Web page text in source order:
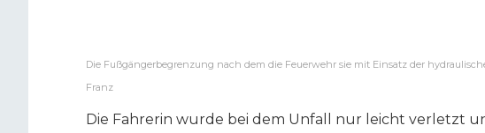
Die Fußgängerbegrenzung nach dem die Feuerwehr sie mit Einsatz der
Franz
Die Fahrerin wurde bei dem Unfall nur leicht verletzt